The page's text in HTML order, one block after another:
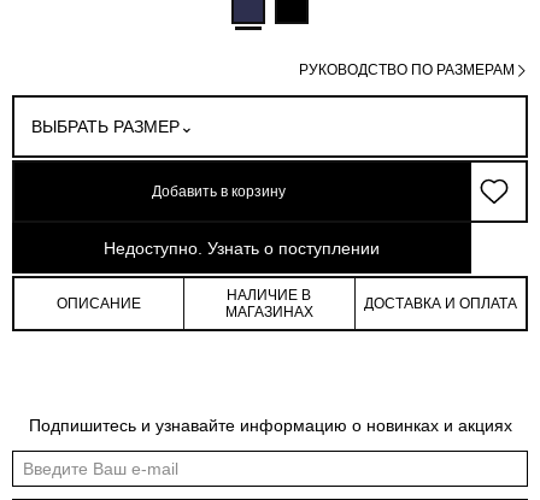
ВЫБРАТЬ РАЗМЕР
РУКОВОДСТВО ПО РАЗМЕРАМ
Добавить в корзину
Недоступно. Узнать о поступлении
арт: 0-042398_C-140
Общая таблица размеров показывает нашу стандартную размерную линейку
Международный
размер
размер
груди
талии
бедер
ОПИСАНИЕ
НАЛИЧИЕ В
МАГАЗИНАХ
ДОСТАВКА И ОПЛАТА
Подпишитесь и узнавайте информацию о новинках и акциях